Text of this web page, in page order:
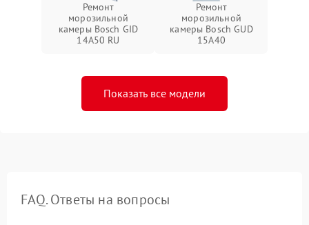
Ремонт
морозильной
камеры Bosch GID
14A50 RU
Ремонт
морозильной
камеры Bosch GUD
15A40
Показать все модели
FAQ. Ответы на вопросы